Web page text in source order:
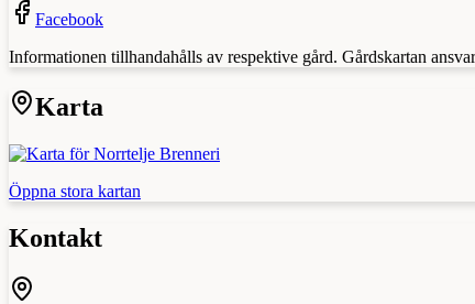
Facebook
Informationen tillhandahålls av respektive gård. Gårdskartan
Karta
Öppna stora kartan
Kontakt